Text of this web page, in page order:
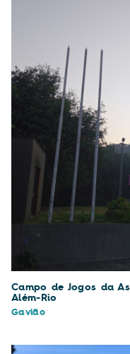
Campo de Jogos da
Além-Rio
Gavião